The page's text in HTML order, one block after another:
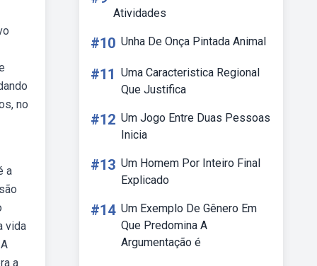
no
a
vida
a
Atividades
#10 Unha De Onça Pintada Animal
#11 Uma Caracteristica Regional
Que Justifica
#12 Um Jogo Entre Duas Pessoas
Inicia
#13 Um Homem Por Inteiro Final
Explicado
#14 Um Exemplo De Gênero Em
Que Predomina A
Argumentação é